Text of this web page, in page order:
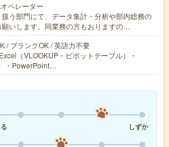
ペレーター
う部門にて、データ集計・分析や部内総務の
いします。同業務の方もおりますの…
/ ブランクOK / 英語力不要
（VLOOKUP・ピボットテーブル）・
・PowerPoint…
しずか